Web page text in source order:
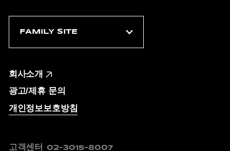
회사소개
광고/제휴 문의
개인정보보호방침
고객센터 02-3015-8007